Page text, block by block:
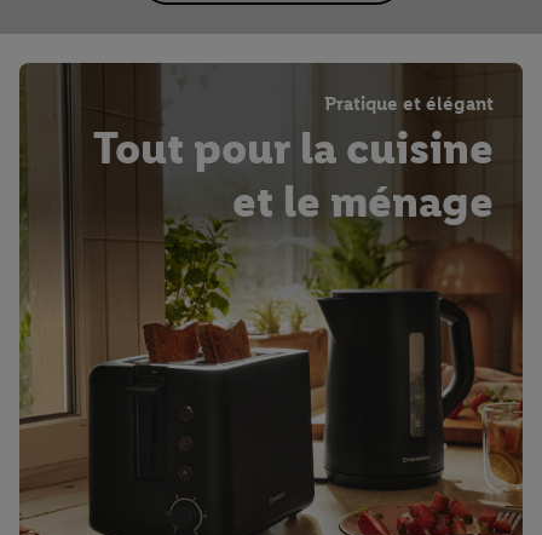
Pratique et élégant
Tout pour la cuisine
et le ménage